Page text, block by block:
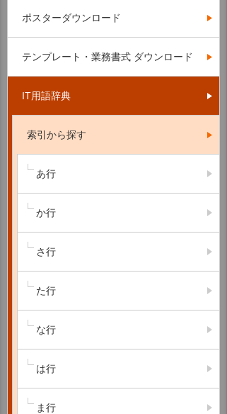
ポスターダウンロード
テンプレート・業務書式 ダウンロード
IT用語辞典
索引から探す
あ行
か行
さ行
た行
な行
は行
ま行